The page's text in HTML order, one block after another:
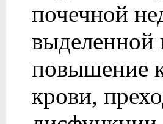
почечной
выделенной
повышение
крови,